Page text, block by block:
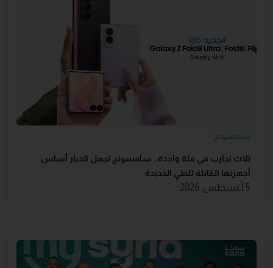
سامسونج
ثلاث تجارب في فئة واحدة.. سامسونج تجعل الخيار أساس
أجهزتها القابلة للطي الجديدة
5 أغسطس, 2026